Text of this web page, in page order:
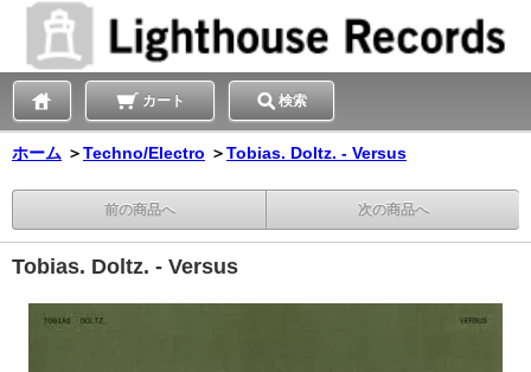
カート 検索
ホーム ＞Techno/Electro ＞Tobias. Doltz. - Versus
前の商品へ 次の商品へ
Tobias. Doltz. - Versus